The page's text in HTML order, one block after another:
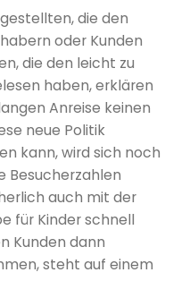
die den
oder Kunden
die den leicht zu
haben, erklären
Anreise keinen
neue Politik
kann, wird sich noch
Besucherzahlen
auch mit der
für Kinder schnell
Kunden dann
steht auf einem